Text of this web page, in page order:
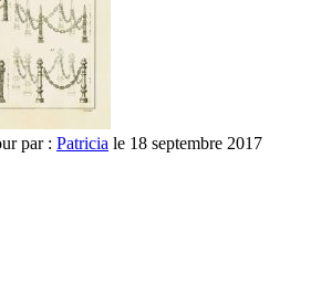
par : Patricia le 18 septembre 2017